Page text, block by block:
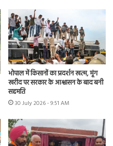
भोपाल में किसानों का प्रदर्शन खत्म, मूंग
खरीद पर सरकार के आश्वासन के बाद बनी
सहमति
30 July 2026 - 9:51 AM